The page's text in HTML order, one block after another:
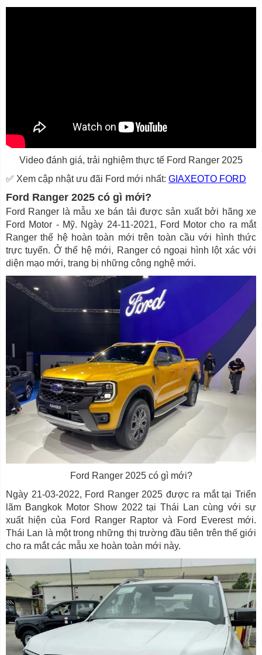
Video đánh giá, trải nghiệm thực tế Ford Ranger 2025
✅ Xem cập nhật ưu đãi Ford mới nhất: GIAXEOTO FORD
Ford Ranger 2025 có gì mới?
Ford Ranger là mẫu xe bán tải được sản xuất bởi hãng xe
Ford Motor - Mỹ. Ngày 24-11-2021, Ford Motor cho ra mắt
Ranger thế hệ hoàn toàn mới trên toàn cầu với hình thức
trực tuyến. Ở thế hệ mới, Ranger có ngoại hình lột xác với
diện mạo mới, trang bị những công nghệ mới.
Ford Ranger 2025 có gì mới?
Ngày 21-03-2022, Ford Ranger 2025 được ra mắt tại Triển
lãm Bangkok Motor Show 2022 tại Thái Lan cùng với sự
xuất hiện của Ford Ranger Raptor và Ford Everest mới.
Thái Lan là một trong những thị trường đầu tiên trên thế giới
cho ra mắt các mẫu xe hoàn toàn mới này.